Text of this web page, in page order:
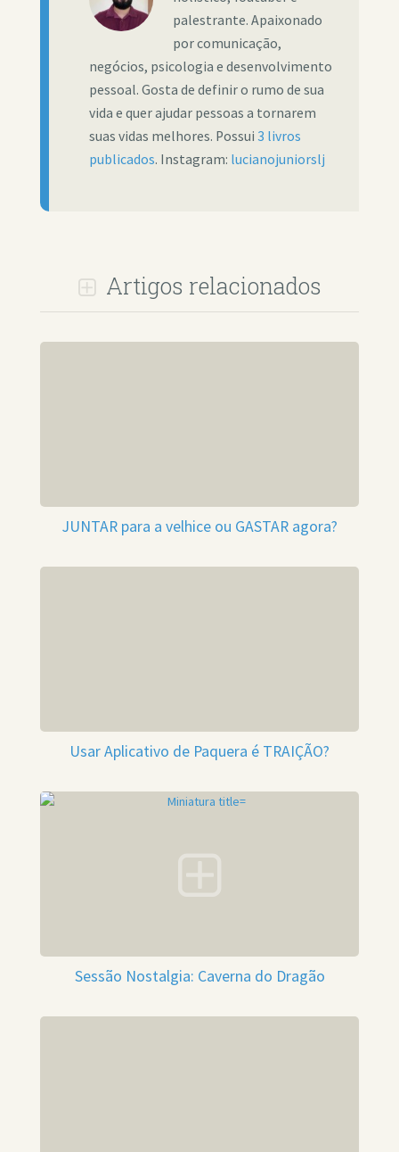
palestrante. Apaixonado
por comunicação,
negócios, psicologia e desenvolvimento
pessoal. Gosta de definir o rumo de sua
vida e quer ajudar pessoas a tornarem
suas vidas melhores. Possui 3 livros
publicados. Instagram: lucianojuniorslj
Artigos relacionados
JUNTAR para a velhice ou GASTAR agora?
Usar Aplicativo de Paquera é TRAIÇÃO?
Sessão Nostalgia: Caverna do Dragão